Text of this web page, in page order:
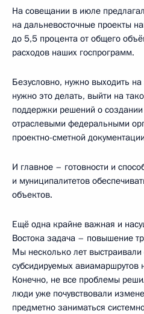
На совещании в июле
на дальневосточные проекты
до 5,5 процента от общего
расходов наших госпрограмм.
Безусловно, нужно выходить
нужно это делать, выйти на
поддержки решений о создании
отраслевыми федеральными
проектно-сметной
И главное – готовности и
и муниципалитетов
объектов.
Ещё одна крайне важная и
Востока задача – повышение
Мы несколько лет выстраивали
субсидируемых авиамаршрутов
Конечно, не все проблемы
люди уже почувствовали
предметно заниматься